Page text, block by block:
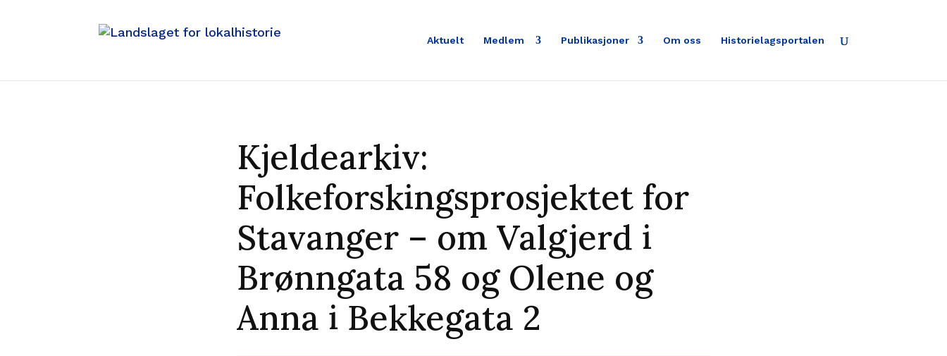
Aktuelt Medlem Publikasjoner Om oss Historielagsportalen
Kjeldearkiv:
Folkeforskingsprosjektet for
Stavanger – om Valgjerd i
Brønngata 58 og Olene og
Anna i Bekkegata 2